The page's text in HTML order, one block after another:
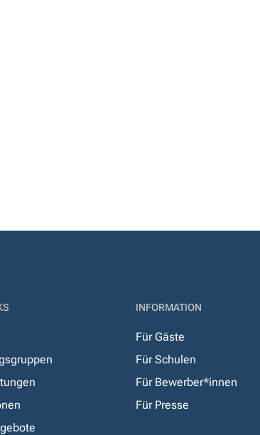
INFORMATION
Für Gäste
Für Schulen
Für Bewerber*innen
Für Presse